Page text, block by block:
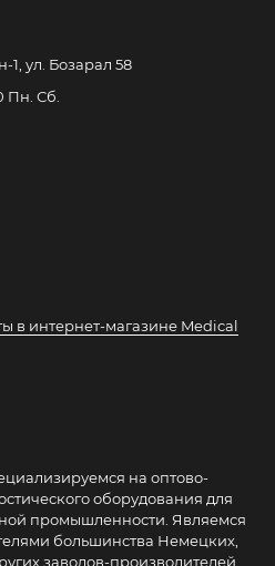
ул. Бозарал 58
Пн. Сб.
в интернет-магазине Medical
на оптово-
оборудования для
промышленности. Являемся
большинства Немецких,
заводов-производителей.